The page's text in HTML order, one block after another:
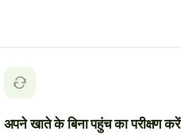
अपने खाते के बिना पहुंच का परीक्षण करें